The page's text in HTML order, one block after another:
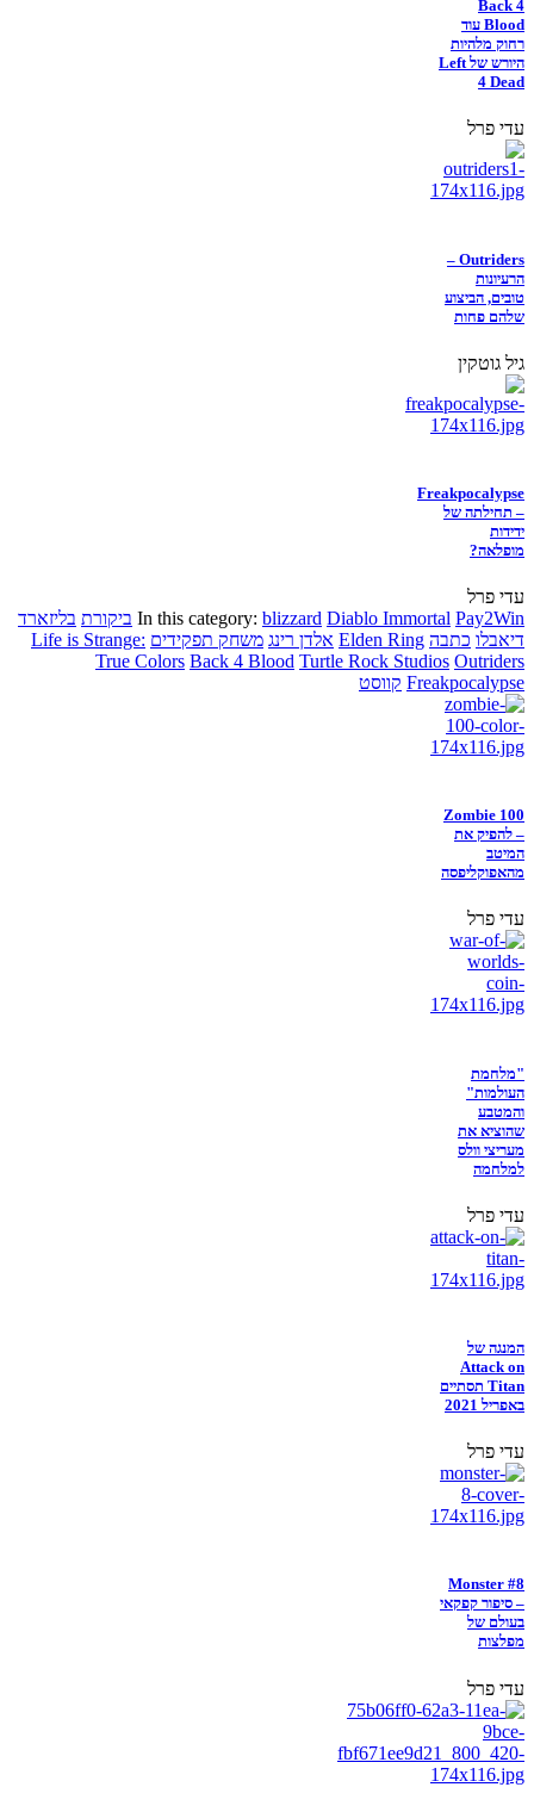
Back 4
Blood עוד
רחוק מלהיות
היורש של Left
4 Dead
עדי פרל
Outriders –
הרעיונות
טובים, הביצוע
שלהם פחות
גיל גוטקין
Freakpocalypse
– תחילתה של
ידידות
מופלאה?
עדי פרל
In this category: blizzard Diablo Immortal Pay2Win ביקורת בליזארד
דיאבלו כתבה Elden Ring אלדן רינג משחק תפקידים Life is Strange:
True Colors Back 4 Blood Turtle Rock Studios Outriders
Freakpocalypse קווסט
Zombie 100
– להפיק את
המיטב
מהאפוקליפסה
עדי פרל
"מלחמת
העולמות"
והמטבע
שהוציא את
מעריצי וולס
למלחמה
עדי פרל
המנגה של
Attack on
Titan תסתיים
באפריל 2021
עדי פרל
Monster #8
– סיפור קפקאי
בעולם של
מפלצות
עדי פרל